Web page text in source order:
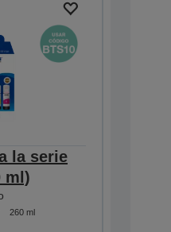
la serie
ml)
260 ml